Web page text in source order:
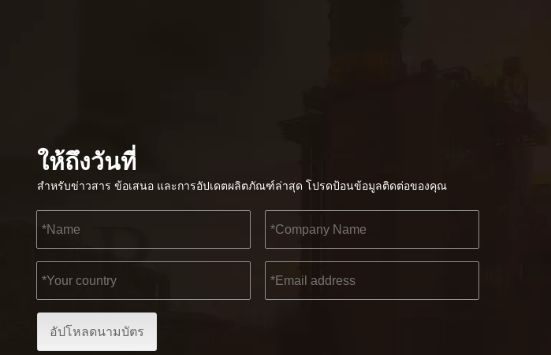
KENDO ในนิทรรศการ BIG5 Dubai
ให้ถึงวันที่
สำหรับข่าวสาร ข้อเสนอ และการอัปเดตผลิตภัณฑ์ล่าสุด โปรดป้อนข้อมูลติดต่อของคุณ
อัปโหลดนามบัตร